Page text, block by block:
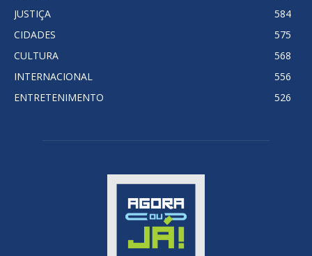
JUSTIÇA
584
CIDADES
575
CULTURA
568
INTERNACIONAL
556
ENTRETENIMENTO
526